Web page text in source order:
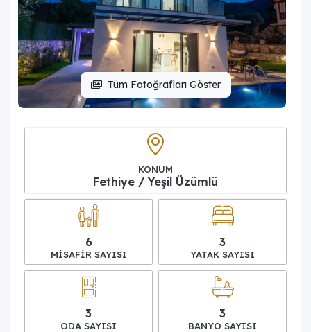
Tüm Fotoğrafları Göster
KONUM
Fethiye / Yeşil Üzümlü
6
MISAFIR SAYISI
3
YATAK SAYISI
3
ODA SAYISI
3
BANYO SAYISI